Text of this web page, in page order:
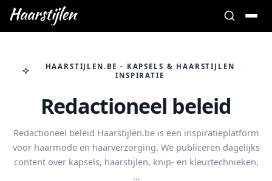
HAARSTIJLEN.BE - KAPSELS & HAARSTIJLEN
INSPIRATIE
Redactioneel beleid
Redactioneel beleid Haarstijlen.be is een inspiratieplatform
voor haarmode en haarverzorging. We publiceren dagelijks
content over kapsels, haarstijlen, knip- en kleurtechnieken,
…